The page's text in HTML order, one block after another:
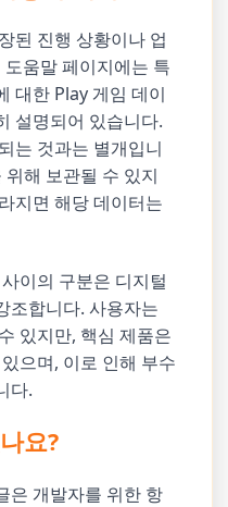
된 진행 상황이나 업
움말 페이지에는 특
대한 Play 게임 데이
설명되어 있습니다.
는 것과는 별개입니
해 보관될 수 있지
지면 해당 데이터는
이의 구분은 디지털
조합니다. 사용자는
있지만, 핵심 제품은
으며, 이로 인해 부수
다.
요?
은 개발자를 위한 항